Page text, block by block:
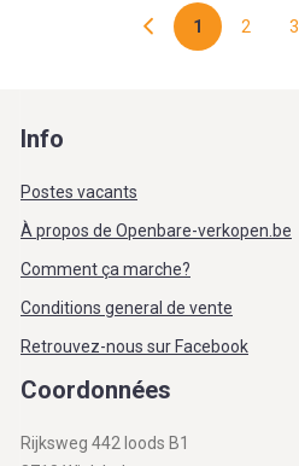
1 2 3
Info
Postes vacants
À propos de Openbare-verkopen.be
Comment ça marche?
Conditions general de vente
Retrouvez-nous sur Facebook
Coordonnées
Rijksweg 442 loods B1